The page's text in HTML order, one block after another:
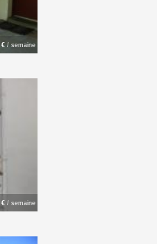
€/ semaine
€/ semaine